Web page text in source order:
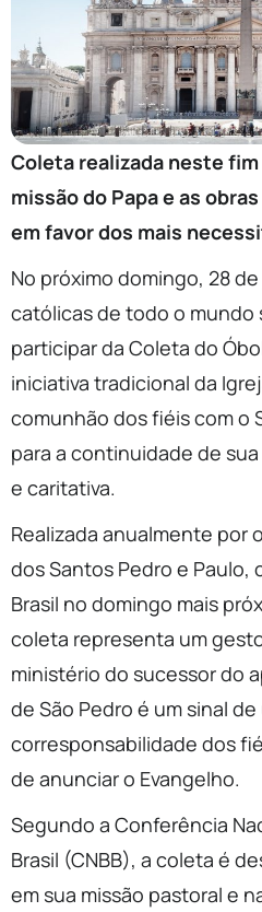
Coleta realizada neste fim
missão do Papa e as
em favor dos mais
No próximo domingo, 28
católicas de todo o mundo
participar da Coleta do
iniciativa tradicional da
comunhão dos fiéis com o
para a continuidade de
e caritativa.
Realizada anualmente por
dos Santos Pedro e Paulo,
Brasil no domingo mais
coleta representa um
ministério do sucessor do
de São Pedro é um sinal
corresponsabilidade dos
de anunciar o Evangelho.
Segundo a Conferência
Brasil (CNBB), a coleta é
em sua missão pastoral e